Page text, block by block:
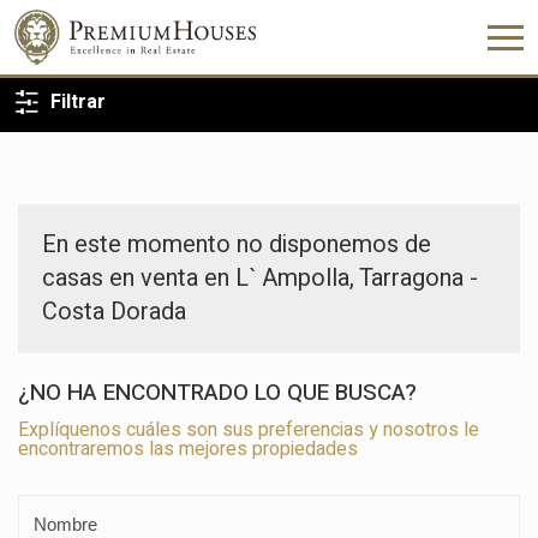
Filtrar
VOLVER A LA BÚSQUEDA
En este momento no disponemos de
casas en venta en L` Ampolla, Tarragona -
Costa Dorada
¿NO HA ENCONTRADO LO QUE BUSCA?
Explíquenos cuáles son sus preferencias y nosotros le
encontraremos las mejores propiedades